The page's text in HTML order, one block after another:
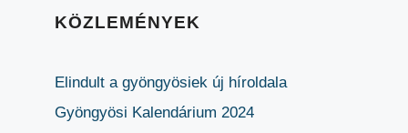
KÖZLEMÉNYEK
Elindult a gyöngyösiek új híroldala
Gyöngyösi Kalendárium 2024